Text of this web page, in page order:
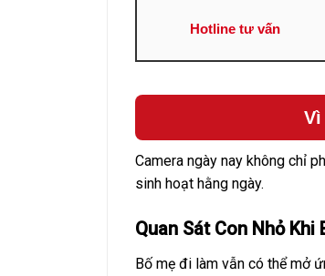
Hotline tư vấn
Vì
Camera ngày nay không chỉ
sinh hoạt hằng ngày.
Quan Sát Con Nhỏ Khi
Bố mẹ đi làm vẫn có thể mở